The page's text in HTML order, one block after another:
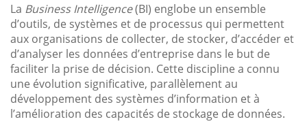
La Business Intelligence(BI) englobe un ensemble
d’outils, de systèmes et de processus qui permettent
aux organisations de collecter, de stocker, d’accéder et
d’analyser les données d’entreprise dans le but de
faciliter la prise de décision. Cette discipline a connu
une évolution significative, parallèlement au
développement des systèmes d’information et à
l’amélioration des capacités de stockage de données.